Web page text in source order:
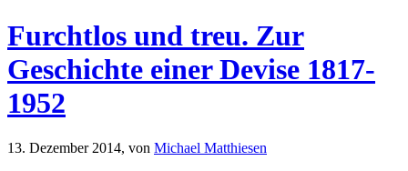
Furchtlos und treu. Zur
Geschichte einer Devise 1817-
1952
13. Dezember 2014, von Michael Matthiesen